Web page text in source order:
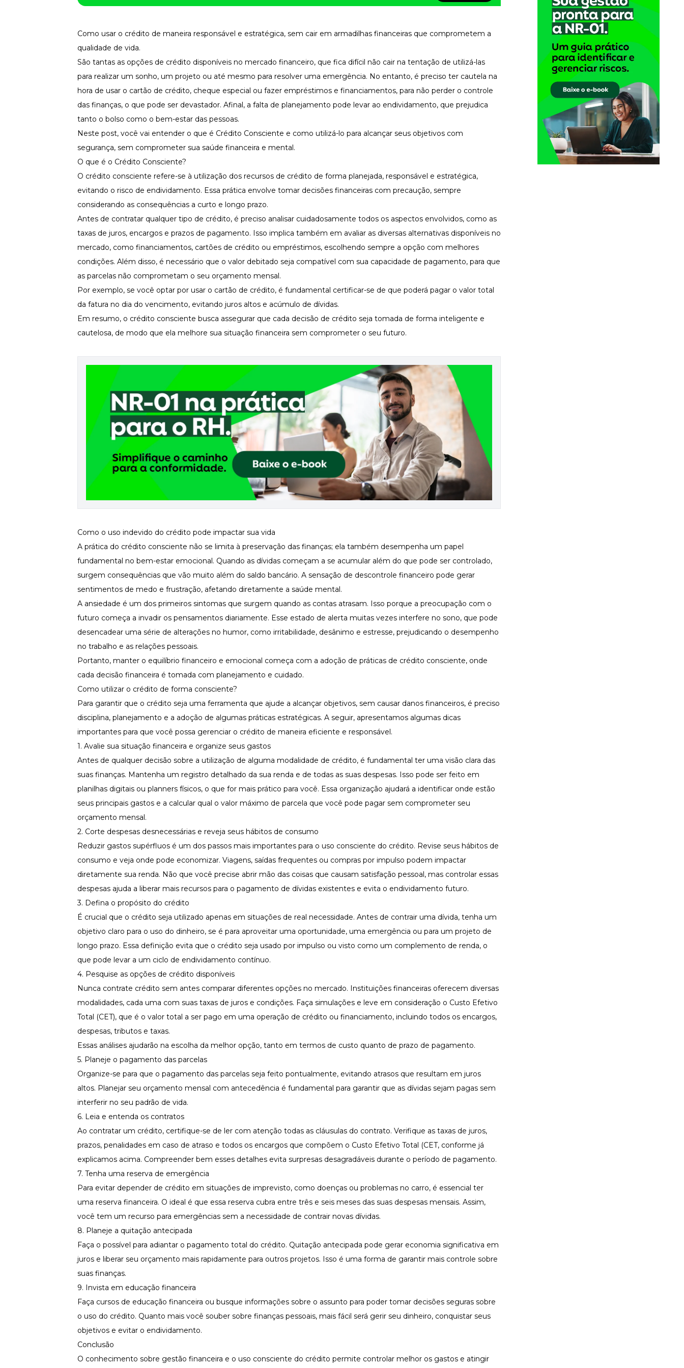
Saiba como gerenciar o seu dinheiro
Tudo para facilitar a rotina
Imprensa
Todos os Cursos
Explore o nosso acervo
Departamento Pessoal
Para simplificar os processos
Gestão de Empresas e Negócios
Gestão de Pessoas e Liderança
Capacitação com especialistas
Recursos Humanos
Fortaleça a cultura organizacional
Treinamento de Produto
Desenvolva a sua equipe
Materiais Gratuitos
Materiais Gratuitos
Todos os Materiais Gratuitos
Aprofunde seu conhecimento
Ferramentas e Templates
Para agilizar o seu trabalho
Conteúdo prático e rápido
Materiais centralizados
Como usar o crédito de maneira responsável e estratégica, sem cair em armadilhas financeiras que comprometem a
qualidade de vida.
São tantas as opções de crédito disponíveis no mercado financeiro, que fica difícil não cair na tentação de utilizá-las
para realizar um sonho, um projeto ou até mesmo para resolver uma emergência. No entanto, é preciso ter cautela na
hora de usar o cartão de crédito, cheque especial ou fazer empréstimos e financiamentos, para não perder o controle
das finanças, o que pode ser devastador. Afinal, a falta de planejamento pode levar ao endividamento, que prejudica
tanto o bolso como o bem-estar das pessoas.
Neste post, você vai entender o que é Crédito Consciente e como utilizá-lo para alcançar seus objetivos com
segurança, sem comprometer sua saúde financeira e mental.
O que é o Crédito Consciente?
O crédito consciente refere-se à utilização dos recursos de crédito de forma planejada, responsável e estratégica,
evitando o risco de endividamento. Essa prática envolve tomar decisões financeiras com precaução, sempre
considerando as consequências a curto e longo prazo.
Antes de contratar qualquer tipo de crédito, é preciso analisar cuidadosamente todos os aspectos envolvidos, como as
taxas de juros, encargos e prazos de pagamento. Isso implica também em avaliar as diversas alternativas disponíveis no
mercado, como financiamentos, cartões de crédito ou empréstimos, escolhendo sempre a opção com melhores
condições. Além disso, é necessário que o valor debitado seja compatível com sua capacidade de pagamento, para que
as parcelas não comprometam o seu orçamento mensal.
Por exemplo, se você optar por usar o cartão de crédito, é fundamental certificar-se de que poderá pagar o valor total
da fatura no dia do vencimento, evitando juros altos e acúmulo de dívidas.
Em resumo, o crédito consciente busca assegurar que cada decisão de crédito seja tomada de forma inteligente e
cautelosa, de modo que ela melhore sua situação financeira sem comprometer o seu futuro.
Como o uso indevido do crédito pode impactar sua vida
A prática do crédito consciente não se limita à preservação das finanças; ela também desempenha um papel
fundamental no bem-estar emocional. Quando as dívidas começam a se acumular além do que pode ser controlado,
surgem consequências que vão muito além do saldo bancário. A sensação de descontrole financeiro pode gerar
sentimentos de medo e frustração, afetando diretamente a saúde mental.
A ansiedade é um dos primeiros sintomas que surgem quando as contas atrasam. Isso porque a preocupação com o
futuro começa a invadir os pensamentos diariamente. Esse estado de alerta muitas vezes interfere no sono, que pode
desencadear uma série de alterações no humor, como irritabilidade, desânimo e estresse, prejudicando o desempenho
no trabalho e as relações pessoais.
Portanto, manter o equilíbrio financeiro e emocional começa com a adoção de práticas de crédito consciente, onde
cada decisão financeira é tomada com planejamento e cuidado.
Como utilizar o crédito de forma consciente?
Para garantir que o crédito seja uma ferramenta que ajude a alcançar objetivos, sem causar danos financeiros, é preciso
disciplina, planejamento e a adoção de algumas práticas estratégicas. A seguir, apresentamos algumas dicas
importantes para que você possa gerenciar o crédito de maneira eficiente e responsável.
1. Avalie sua situação financeira e organize seus gastos
Antes de qualquer decisão sobre a utilização de alguma modalidade de crédito, é fundamental ter uma visão clara das
suas finanças. Mantenha um registro detalhado da sua renda e de todas as suas despesas. Isso pode ser feito em
planilhas digitais ou planners físicos, o que for mais prático para você. Essa organização ajudará a identificar onde estão
seus principais gastos e a calcular qual o valor máximo de parcela que você pode pagar sem comprometer seu
orçamento mensal.
2. Corte despesas desnecessárias e reveja seus hábitos de consumo
Reduzir gastos supérfluos é um dos passos mais importantes para o uso consciente do crédito. Revise seus hábitos de
consumo e veja onde pode economizar. Viagens, saídas frequentes ou compras por impulso podem impactar
diretamente sua renda. Não que você precise abrir mão das coisas que causam satisfação pessoal, mas controlar essas
despesas ajuda a liberar mais recursos para o pagamento de dívidas existentes e evita o endividamento futuro.
3. Defina o propósito do crédito
É crucial que o crédito seja utilizado apenas em situações de real necessidade. Antes de contrair uma dívida, tenha um
objetivo claro para o uso do dinheiro, se é para aproveitar uma oportunidade, uma emergência ou para um projeto de
longo prazo. Essa definição evita que o crédito seja usado por impulso ou visto como um complemento de renda, o
que pode levar a um ciclo de endividamento contínuo.
4. Pesquise as opções de crédito disponíveis
Nunca contrate crédito sem antes comparar diferentes opções no mercado. Instituições financeiras oferecem diversas
modalidades, cada uma com suas taxas de juros e condições. Faça simulações e leve em consideração o Custo Efetivo
Total (CET), que é o valor total a ser pago em uma operação de crédito ou financiamento, incluindo todos os encargos,
despesas, tributos e taxas.
Essas análises ajudarão na escolha da melhor opção, tanto em termos de custo quanto de prazo de pagamento.
5. Planeje o pagamento das parcelas
Organize-se para que o pagamento das parcelas seja feito pontualmente, evitando atrasos que resultam em juros
altos. Planejar seu orçamento mensal com antecedência é fundamental para garantir que as dívidas sejam pagas sem
interferir no seu padrão de vida.
6. Leia e entenda os contratos
Ao contratar um crédito, certifique-se de ler com atenção todas as cláusulas do contrato. Verifique as taxas de juros,
prazos, penalidades em caso de atraso e todos os encargos que compõem o Custo Efetivo Total (CET, conforme já
explicamos acima. Compreender bem esses detalhes evita surpresas desagradáveis durante o período de pagamento.
7. Tenha uma reserva de emergência
Para evitar depender de crédito em situações de imprevisto, como doenças ou problemas no carro, é essencial ter
uma reserva financeira. O ideal é que essa reserva cubra entre três e seis meses das suas despesas mensais. Assim,
você tem um recurso para emergências sem a necessidade de contrair novas dívidas.
8. Planeje a quitação antecipada
Faça o possível para adiantar o pagamento total do crédito. Quitação antecipada pode gerar economia significativa em
juros e liberar seu orçamento mais rapidamente para outros projetos. Isso é uma forma de garantir mais controle sobre
suas finanças.
9. Invista em educação financeira
Faça cursos de educação financeira ou busque informações sobre o assunto para poder tomar decisões seguras sobre
o uso do crédito. Quanto mais você souber sobre finanças pessoais, mais fácil será gerir seu dinheiro, conquistar seus
objetivos e evitar o endividamento.
Conclusão
O conhecimento sobre gestão financeira e o uso consciente do crédito permite controlar melhor os gastos e atingir